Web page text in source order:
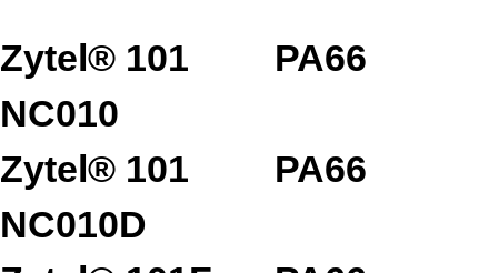
Zytel® 101
NC010
PA66
Zytel® 101
NC010D
PA66